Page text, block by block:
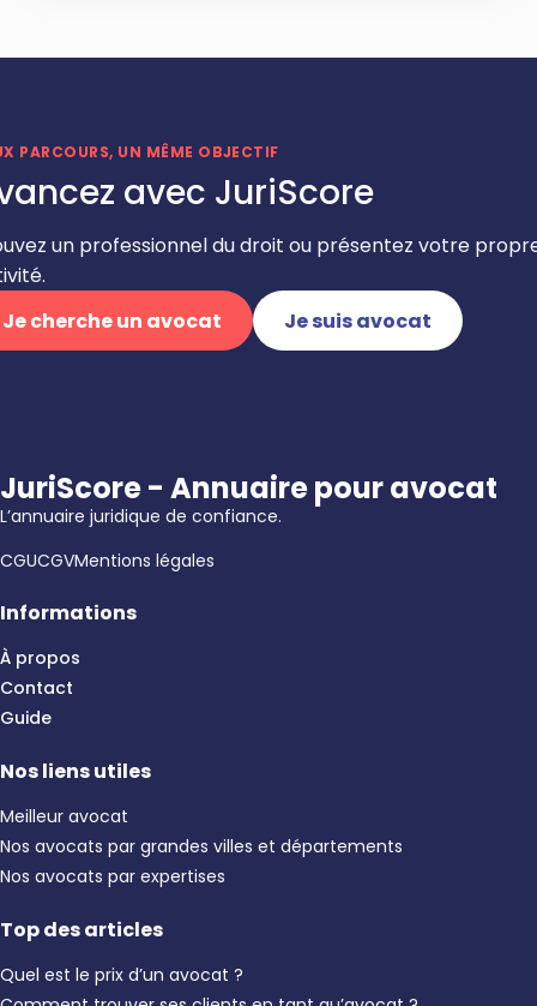
PARCOURS, UN MÊME OBJECTIF
avec JuriScore
un professionnel du droit ou présentez votre
Je cherche un avocat
Je suis avocat
JuriScore - Annuaire pour avocat
L’annuaire juridique de confiance.
CGUCGVMentions légales
Informations
À propos
Contact
Guide
Nos liens utiles
Meilleur avocat
Nos avocats par grandes villes et départements
Nos avocats par expertises
Top des articles
Quel est le prix d’un avocat ?